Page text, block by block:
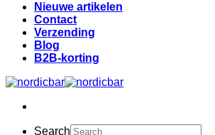
Nieuwe artikelen
Contact
Verzending
Blog
B2B-korting
Search